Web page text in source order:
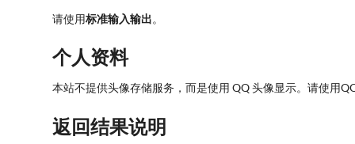
请使用标准输入输出。
个人资料
本站不提供头像存储服务，而是使用 QQ 头像显示。请使用
返回结果说明